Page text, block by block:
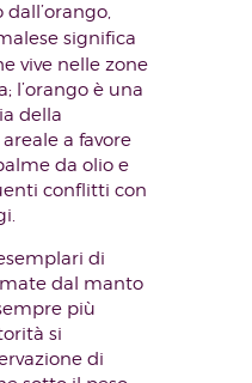
significa
vive nelle zone
l’orango è una
della
a favore
da olio e
conflitti con
di
dal manto
più
si
di